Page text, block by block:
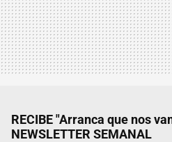
RECIBE "Arranca que nos
NEWSLETTER SEMANAL